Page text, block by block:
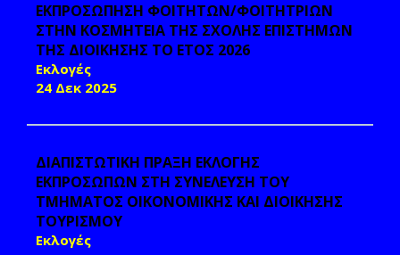
ΕΚΠΡΟΣΩΠΗΣΗ ΦΟΙΤΗΤΩΝ/ΦΟΙΤΗΤΡΙΩΝ
ΣΤΗΝ ΚΟΣΜΗΤΕΙΑ ΤΗΣ ΣΧΟΛΗΣ ΕΠΙΣΤΗΜΩΝ
ΤΗΣ ΔΙΟΙΚΗΣΗΣ ΤΟ ΕΤΟΣ 2026
Εκλογές
24 Δεκ 2025
ΔΙΑΠΙΣΤΩΤΙΚΗ ΠΡΑΞΗ ΕΚΛΟΓΗΣ
ΕΚΠΡΟΣΩΠΩΝ ΣΤΗ ΣΥΝΕΛΕΥΣΗ ΤΟΥ
ΤΜΗΜΑΤΟΣ ΟΙΚΟΝΟΜΙΚΗΣ ΚΑΙ ΔΙΟΙΚΗΣΗΣ
ΤΟΥΡΙΣΜΟΥ
Εκλογές